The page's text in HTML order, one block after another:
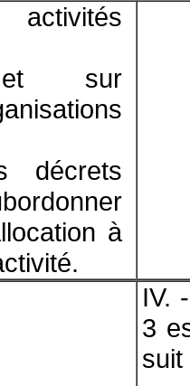
et sur
décrets
à
IV.
3
suit